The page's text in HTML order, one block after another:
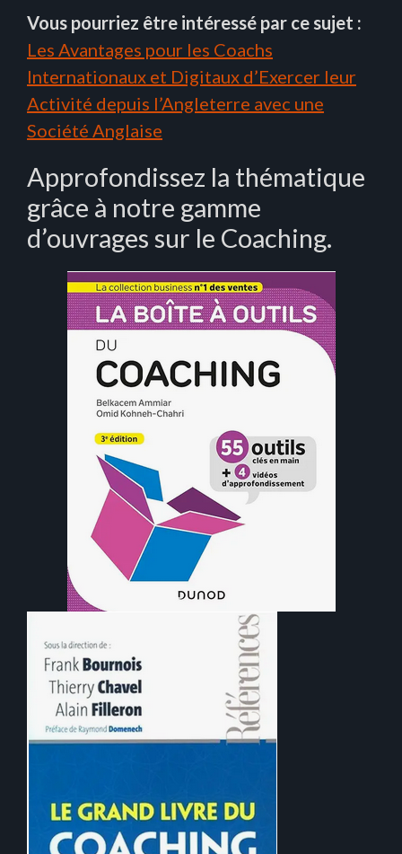
Vous pourriez être intéressé par ce sujet :
Les Avantages pour les Coachs
Internationaux et Digitaux d’Exercer leur
Activité depuis l’Angleterre avec une
Société Anglaise
Approfondissez la thématique
grâce à notre gamme
d’ouvrages sur le Coaching.